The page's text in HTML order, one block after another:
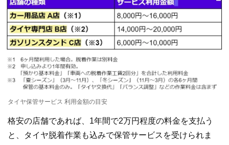
タイヤ保管サービス 利用金額の目安
格安の店舗であれば、1年間で2万円程度の料金を支払う
と、タイヤ脱着作業も込みで保管サービスを受けられま